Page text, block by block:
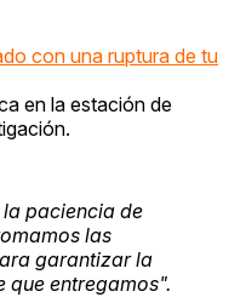
con una ruptura de tu
en la estación de
paciencia de
las
garantizar la
que entregamos".